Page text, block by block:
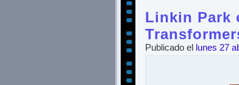
Linkin Park
Publicado el lunes 27